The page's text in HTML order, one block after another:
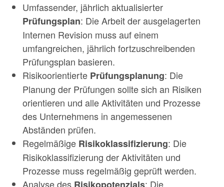
Umfassender, jährlich aktualisierter
Prüfungsplan: Die Arbeit der ausgelagerten
Internen Revision muss auf einem
umfangreichen, jährlich fortzuschreibenden
Prüfungsplan basieren.
Risikoorientierte Prüfungsplanung: Die
Planung der Prüfungen sollte sich an Risiken
orientieren und alle Aktivitäten und Prozesse
des Unternehmens in angemessenen
Abständen prüfen.
Regelmäßige Risikoklassifizierung: Die
Risikoklassifizierung der Aktivitäten und
Prozesse muss regelmäßig geprüft werden.
Analyse des
: Die